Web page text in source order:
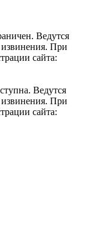
Ведутся
При
сайта:
Ведутся
При
сайта: